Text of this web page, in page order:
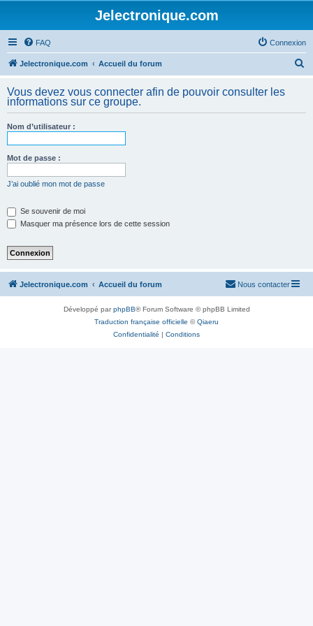
Jelectronique.com
FAQ Connexion
Jelectronique.com Accueil du forum
h
Vous devez vous connecter afin de pouvoir consulter les
informations sur ce groupe.
Nom d’utilisateur :
Mot de passe :
J’ai oublié mon mot de passe
Se souvenir de moi
Masquer ma présence lors de cette session
Jelectronique.com Accueil du forum Nous contacter
Développé parphpBB® Forum Software © phpBB Limited
Traduction française officielle ©Qiaeru
Confidentialité | Conditions